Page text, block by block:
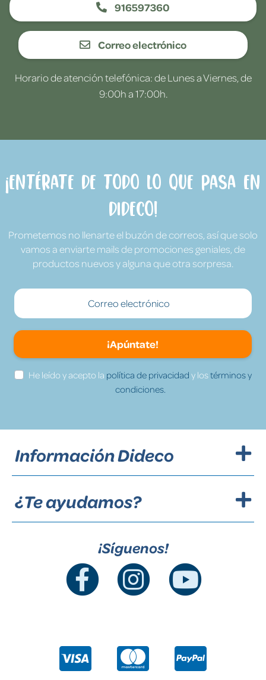
916597360
Correo electrónico
Horario de atención telefónica: de Lunes a Viernes, de
9:00h a 17:00h.
¡Entérate de todo lo que pasa en
Dideco!
Prometemos no llenarte el buzón de correos, así que solo
vamos a enviarte mails de promociones geniales, de
productos nuevos y alguna que otra sorpresa.
¡Apúntate!
He leído y acepto la política de privacidad y lostérminos y
condiciones.
Información Dideco
¿Te ayudamos?
¡Síguenos!